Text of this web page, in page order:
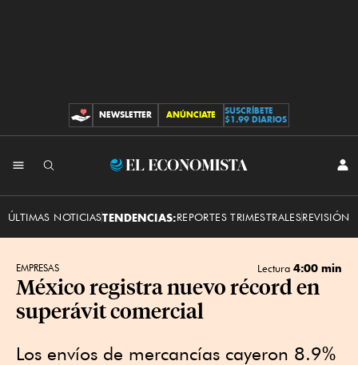
CONTRIBUCIONES
NEWSLETTER ANÚNCIATE
SUSCRÍBETE
$1.99 DIARIOS
El
ÚLTIMAS NOTICIASTENDENCIAS:REPORTES TRIMESTRALESREVISIÓN
EMPRESAS Lectura 4:00 min
México registra nuevo récord en
superávit comercial
Los envíos de mercancías cayeron 8.9%